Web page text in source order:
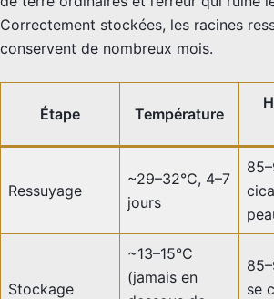
Correctement stockées, les racines
conservent de nombreux mois.
Étape Température
Ressuyage
~29–32°C, 4–7
jours
Stockage
~13–15°C
(jamais en
se